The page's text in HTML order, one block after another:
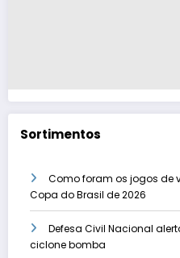
Sortimentos
Como foram os jogos de
Copa do Brasil de 2026
Defesa Civil Nacional
ciclone bomba